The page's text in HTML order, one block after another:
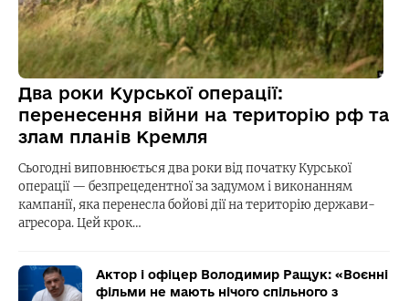
Два роки Курської операції:
перенесення війни на територію рф та
злам планів Кремля
Сьогодні виповнюється два роки від початку Курської
операції — безпрецедентної за задумом і виконанням
кампанії, яка перенесла бойові дії на територію держави-
агресора. Цей крок…
Актор і офіцер Володимир Ращук: «Воєнні
фільми не мають нічого спільного з